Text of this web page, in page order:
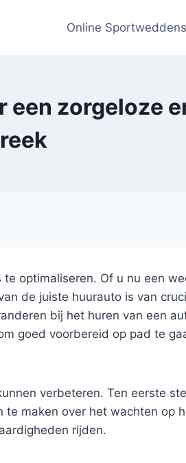
Online
een zorgeloze
optimaliseren. Of u nu een
de juiste huurauto is van
bij het huren van een
goed voorbereid op pad te
verbeteren. Ten eerste
maken over het wachten op
rijden.